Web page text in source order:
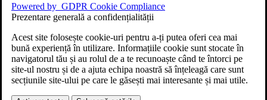
Powered by GDPR Cookie Compliance
Prezentare generală a confidențialității
Acest site folosește cookie-uri pentru a-ți putea oferi cea mai
bună experiență în utilizare. Informațiile cookie sunt stocate în
navigatorul tău și au rolul de a te recunoaște când te întorci pe
site-ul nostru și de a ajuta echipa noastră să înțeleagă care sunt
secțiunile site-ului pe care le găsești mai interesante și mai utile.